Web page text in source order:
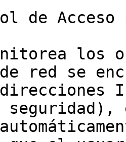
de
los
red se